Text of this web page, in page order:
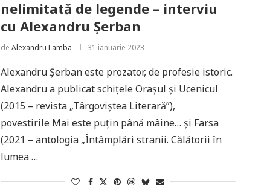
nelimitată de legende – interviu
cu Alexandru Șerban
de Alexandru Lamba 31 ianuarie 2023
Alexandru Șerban este prozator, de profesie istoric.
Alexandru a publicat schițele Orașul și Ucenicul
(2015 – revista „Târgoviștea Literară”),
povestirile Mai este puțin până mâine… și Farsa
(2021 – antologia „Întâmplări stranii. Călătorii în
lumea …